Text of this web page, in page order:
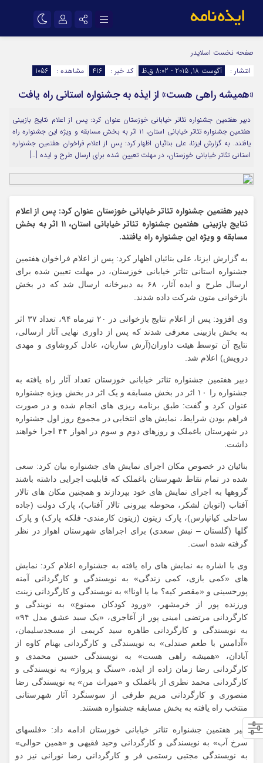
اینستاگرام
سروش
ایتا
آپارات
اپلیکیشن رمز عبور
مرا به خاطر بسپار
صفحه نخست اسلایدر
انتشار :
آگوست 18, 2015 - 8:02 ق.ظ کد خبر : 416 مشاهده : 1056
«همیشه راهی هست» از ایذه به جشنواره استانی راه یافت
دبیر هفتمین جشنواره تئاتر خیابانی خوزستان عنوان کرد: پس از اعلام نتایج بازبینی
هفتمین جشنواره تئاتر خیابانی استان، ۱۱ اثر به بخش مسابقه و ویژه این جشنواره راه
یافتند. به گزارش ایزنا، علی بنائیان اظهار کرد: پس از اعلام فراخوان هفتمین جشنواره
استانی تئاتر خیابانی خوزستان، در مهلت تعیین شده برای ارسال طرح و ایده […]
دبیر هفتمین جشنواره تئاتر خیابانی خوزستان عنوان کرد: پس از اعلام
نتایج بازبینی هفتمین جشنواره تئاتر خیابانی استان، ۱۱ اثر به بخش
مسابقه و ویژه این جشنواره راه یافتند.
به گزارش ایزنا، علی بنائیان اظهار کرد: پس از اعلام فراخوان هفتمین
جشنواره استانی تئاتر خیابانی خوزستان، در مهلت تعیین شده برای
ارسال طرح و ایده آثار، ۶۸ به دبیرخانه ارسال شد که در بخش
بازخوانی متون شرکت داده شدند.
وی افزود: پس از اعلام نتایج بازخوانی در ۲۰ تیرماه ۹۴، تعداد ۳۷ اثر
به بخش بازبینی معرفی شدند که پس از داوری نهایی آثار ارسالی،
نتایج آن توسط هیئت داوران(آرش ساربان، عادل کروشاوی و مهدی
درویش) اعلام شد.
دبیر هفتمین جشنواره تئاتر خیابانی خوزستان تعداد آثار راه یافته به
جشنواره را ۱۰ اثر در بخش مسابقه و یک اثر در بخش ویژه جشنواره
عنوان کرد و گفت: طبق برنامه ریزی های انجام شده و در صورت
فراهم بودن شرایط، نمایش های انتخابی در مجموع روز اول جشنواره
در شهرستان باغملک و روزهای دوم و سوم در اهواز ۴۴ اجرا خواهند
داشت.
بنائیان در خصوص مکان اجرای نمایش های جشنواره بیان کرد: سعی
شده در تمام نقاط شهرستان باغملک که قابلیت اجرایی داشته باشند
گروهها به اجرای نمایش های خود بپردازند و همچنین مکان های تالار
آفتاب (اتوبان لشکر، محوطه بیرونی تالار آفتاب)، پارک دولت (جاده
ساحلی کیانپارس)، پارک زیتون (زیتون کارمندی- فلکه پارک) و پارک
گلها (گلستان – نبش سعدی) برای اجراهای شهرستان اهواز در نظر
گرفته شده است.
وی با اشاره به نمایش های راه یافته به جشنواره اعلام کرد: نمایش
های «کمی بازی، کمی زندگی» به نویسندگی و کارگردانی آمنه
پورحسینی و «مقصر کیه؟ ما یا اونا!» به نویسندگی و کارگردانی زینت
ورزنده پور از خرمشهر، «ورود کودکان ممنوع» به نویندگی و
کارگردانی مرتضی امینی پور از آغاجری، «یک سبد عشق مدل ۹۴»
به نویسندگی و کارگردانی طاهره سید کریمی از مسجدسلیمان،
«آدامس با طعم صندلی» به نویسندگی و کارگردانی بهنام کاوه از
آبادان، «همیشه راهی هست» به نویسندگی حسین محمدی و
کارگردانی رضا زمان زاده از ایذه، «سنگ و پرواز» به نویسندگی و
کارگردانی محمد نظری از باغملک و «میراث من» به نویسندگی رضا
منصوری و کارگردانی مریم طرفی از سوسنگرد آثار شهرستانی
منتخب راه یافته به بخش مسابقه جشنواره هستند.
دبیر هفتمین جشنواره تئاتر خیابانی خوزستان ادامه داد: «فلسهای
سرخ آب» به نویسندگی و کارگردانی وحید فقیهی و «همین حوالی»
به نویسندگی مجتبی رستمی فر و کارگردانی رضا نورانی نیز دو